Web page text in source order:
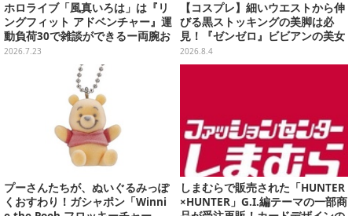
ホロライブ「風真いろは」は『リ
ングフィット アドベンチャー』運
動負荷30で雑談ができるー両腕お
もりで『太鼓の達人』、『Jump
King』7分台クリアなど、フィジ
カル最強な「風真いろは伝説」を
振り返る【特集】
2026.7.23
【コスプレ】細いウエストから伸
びる黒ストッキングの美脚は必
見！『ゼンゼロ』ビビアンの美女
レイヤーが優雅に降臨【写真9
枚】
2026.8.4
プーさんたちが、ぬいぐるみっぽ
くおすわり！ガシャポン「Winni
しまむらで販売された「HUNTER
×HUNTER」G.I.編テーマの一部商